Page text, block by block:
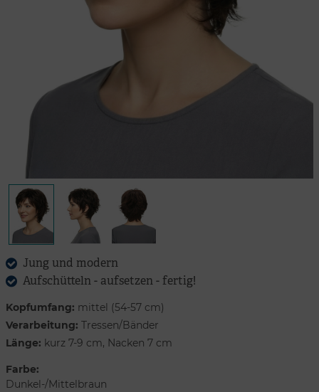
Jung und modern
Aufschütteln - aufsetzen - fertig!
Kopfumfang: mittel (54-57 cm)
Verarbeitung: Tressen/Bänder
Länge: kurz 7-9 cm, Nacken 7 cm
Farbe:
Dunkel-/Mittelbraun